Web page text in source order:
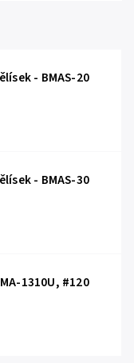
- BMAS-20
- BMAS-30
1310U, #120